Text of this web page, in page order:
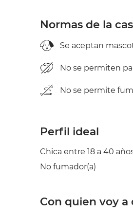
Normas de la
Se aceptan
No se permiten
No se permite
Perfil ideal
Chica entre 18 a 40
No fumador(a)
Con quien voy